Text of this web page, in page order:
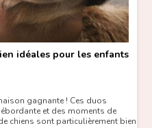
idéales pour les enfants
gagnante ! Ces duos
et des moments de
chiens sont particulièrement bien